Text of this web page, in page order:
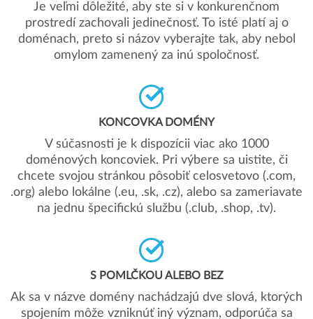
Je veľmi dôležité, aby ste si v konkurenčnom
prostredí zachovali jedinečnosť. To isté platí aj o
doménach, preto si názov vyberajte tak, aby nebol
omylom zamenený za inú spoločnosť.
KONCOVKA DOMÉNY
V súčasnosti je k dispozícii viac ako 1000
doménových koncoviek. Pri výbere sa uistite, či
chcete svojou stránkou pôsobiť celosvetovo (.com,
.org) alebo lokálne (.eu, .sk, .cz), alebo sa zameriavate
na jednu špecifickú službu (.club, .shop, .tv).
S POMLČKOU ALEBO BEZ
Ak sa v názve domény nachádzajú dve slová, ktorých
spojením môže vzniknúť iný význam, odporúča sa